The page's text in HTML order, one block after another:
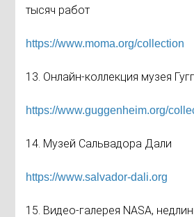
тысяч работ
https://www.moma.org/collection
13. Онлайн-коллекция музея
https://www.guggenheim.org/
14. Музей Сальвадора Дали
https://www.salvador-dali.org
15. Видео-галерея NASA,